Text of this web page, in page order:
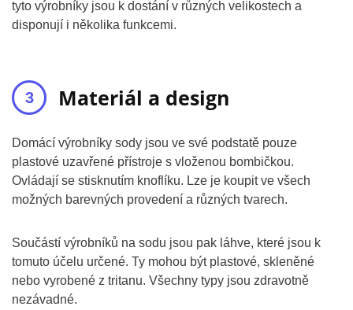
tyto výrobníky jsou k dostání v různých velikostech a
disponují i několika funkcemi.
Materiál a design
Domácí výrobníky sody jsou ve své podstatě pouze
plastové uzavřené přístroje s vloženou bombičkou.
Ovládají se stisknutím knoflíku. Lze je koupit ve všech
možných barevných provedení a různých tvarech.
Součástí výrobníků na sodu jsou pak láhve, které jsou k
tomuto účelu určené. Ty mohou být plastové, skleněné
nebo vyrobené z tritanu. Všechny typy jsou zdravotně
nezávadné.